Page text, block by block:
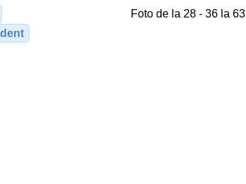
Foto de la 28 - 36 la 63